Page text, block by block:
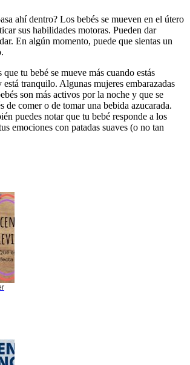
ahí dentro? Los bebés se mueven en el útero
sus habilidades motoras. Pueden dar
En algún momento, puede que sientas un
tu bebé se mueve más cuando estás
está tranquilo. Algunas mujeres embarazadas
son más activos por la noche y que se
de comer o de tomar una bebida azucarada.
puedes notar que tu bebé responde a los
emociones con patadas suaves (o no tan